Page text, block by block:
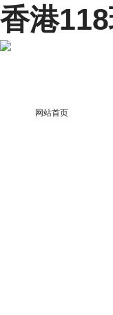
香港
网站首页